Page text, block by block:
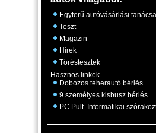
Egyterű autóvásárlási
Teszt
Magazin
Hírek
Töréstesztek
Hasznos linkek
Dobozos teherautó bérlés
9 személyes kisbusz bérlés
PC Pult. Informatikai